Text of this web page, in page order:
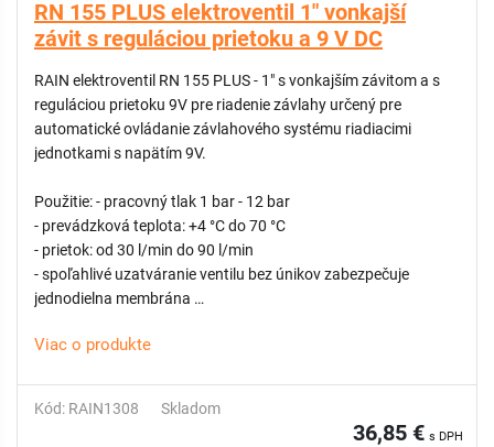
RN 155 PLUS elektroventil 1" vonkajší
závit s reguláciou prietoku a 9 V DC
RAIN elektroventil RN 155 PLUS - 1" s vonkajším závitom a s
reguláciou prietoku 9V pre riadenie závlahy určený pre
automatické ovládanie závlahového systému riadiacimi
jednotkami s napätím 9V.
Použitie: - pracovný tlak 1 bar - 12 bar
- prevádzková teplota: +4 °C do 70 °C
- prietok: od 30 l/min do 90 l/min
- spoľahlivé uzatváranie ventilu bez únikov zabezpečuje
jednodielna membrána
- membránový diferenciál z nehrdzavejúcej ocele
- odvzdušňovacia rukoväť na manuálne otváranie v rámci
Viac o produkte
Kód: RAIN1308 Skladom
36,85 € s DPH